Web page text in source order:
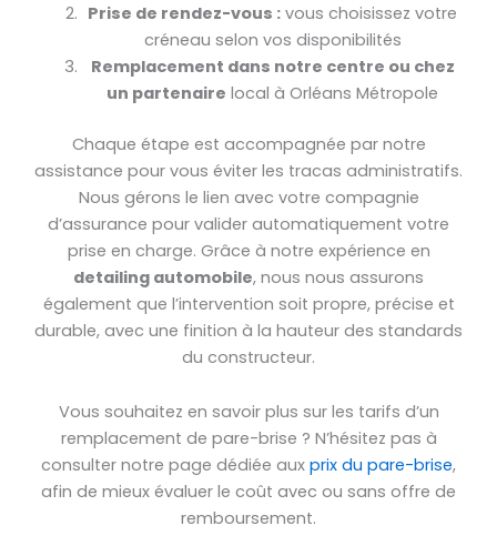
Prise de rendez-vous : vous choisissez votre
créneau selon vos disponibilités
Remplacement dans notre centre ou chez
un partenaire local à Orléans Métropole
Chaque étape est accompagnée par notre
assistance pour vous éviter les tracas administratifs.
Nous gérons le lien avec votre compagnie
d’assurance pour valider automatiquement votre
prise en charge. Grâce à notre expérience en
detailing automobile, nous nous assurons
également que l’intervention soit propre, précise et
durable, avec une finition à la hauteur des standards
du constructeur.
Vous souhaitez en savoir plus sur les tarifs d’un
remplacement de pare-brise ? N’hésitez pas à
consulter notre page dédiée aux prix du pare-brise,
afin de mieux évaluer le coût avec ou sans offre de
remboursement.